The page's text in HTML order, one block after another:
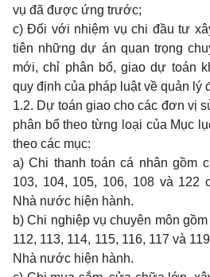
vụ đã được ứng trước;
c) Đối với nhiệm vụ chi đầu tư
tiên những dự án quan trọng
mới, chỉ phân bổ, giao dự toán
quy định của pháp luật về quản lý
1.2. Dự toán giao cho các đơn vị
phân bổ theo từng loại của Mục
theo các mục:
a) Chi thanh toán cá nhân gồm
103, 104, 105, 106, 108 và 122
Nhà nước hiện hành.
b) Chi nghiệp vụ chuyên môn
112, 113, 114, 115, 116, 117 và
Nhà nước hiện hành.